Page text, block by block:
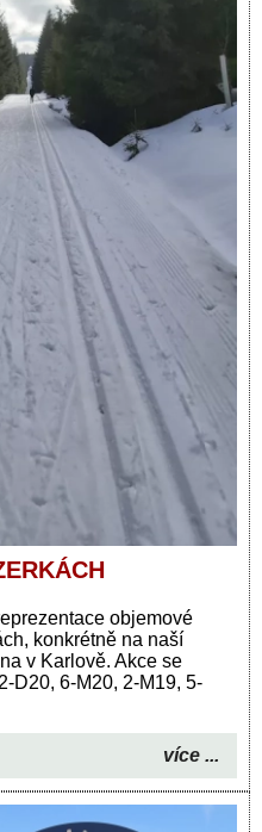
objemové
konkrétně na naší
v Karlově. Akce se
D20, 6-M20, 2-M19, 5-
více ...